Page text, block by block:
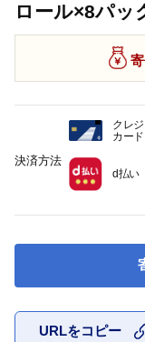
ロール×8パッ
URLをコピー
決済方法
クレ
カード
d払い